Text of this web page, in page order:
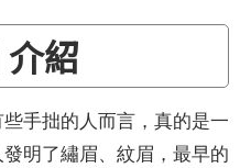
紹
手拙的人而言，真的是一
明了繡眉、紋眉，最早的